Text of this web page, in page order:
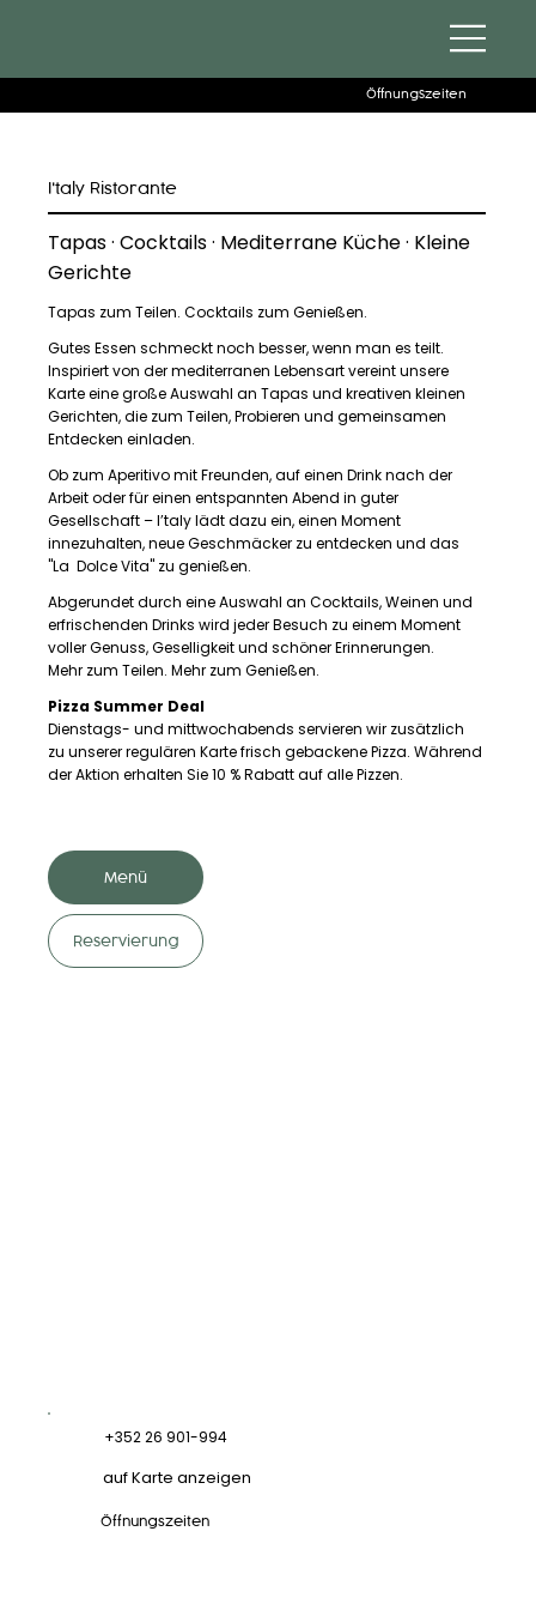
Öffnungszeiten
I'taly Ristorante
Tapas · Cocktails · Mediterrane Küche · Kleine
Gerichte
Tapas zum Teilen. Cocktails zum Genießen.
Gutes Essen schmeckt noch besser, wenn man es teilt.
Inspiriert von der mediterranen Lebensart vereint unsere
Karte eine große Auswahl an Tapas und kreativen kleinen
Gerichten, die zum Teilen, Probieren und gemeinsamen
Entdecken einladen.
Ob zum Aperitivo mit Freunden, auf einen Drink nach der
Arbeit oder für einen entspannten Abend in guter
Gesellschaft – I’taly lädt dazu ein, einen Moment
innezuhalten, neue Geschmäcker zu entdecken und das
"La Dolce Vita" zu genießen.
Abgerundet durch eine Auswahl an Cocktails, Weinen und
erfrischenden Drinks wird jeder Besuch zu einem Moment
voller Genuss, Geselligkeit und schöner Erinnerungen.
Mehr zum Teilen. Mehr zum Genießen.
Pizza Summer Deal
Dienstags- und mittwochabends servieren wir zusätzlich
zu unserer regulären Karte frisch gebackene Pizza. Während
der Aktion erhalten Sie 10 % Rabatt auf alle Pizzen.
Menü
Reservierung
+352 26 901-994
auf Karte anzeigen
Öffnungszeiten